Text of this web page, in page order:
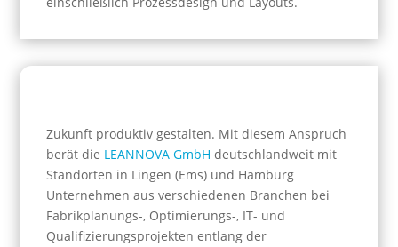
Zukunft produktiv gestalten. Mit diesem Anspruch
berät die LEANNOVA GmbH deutschlandweit mit
Standorten in Lingen (Ems) und Hamburg
Unternehmen aus verschiedenen Branchen bei
Fabrikplanungs-, Optimierungs-, IT- und
Qualifizierungsprojekten entlang der